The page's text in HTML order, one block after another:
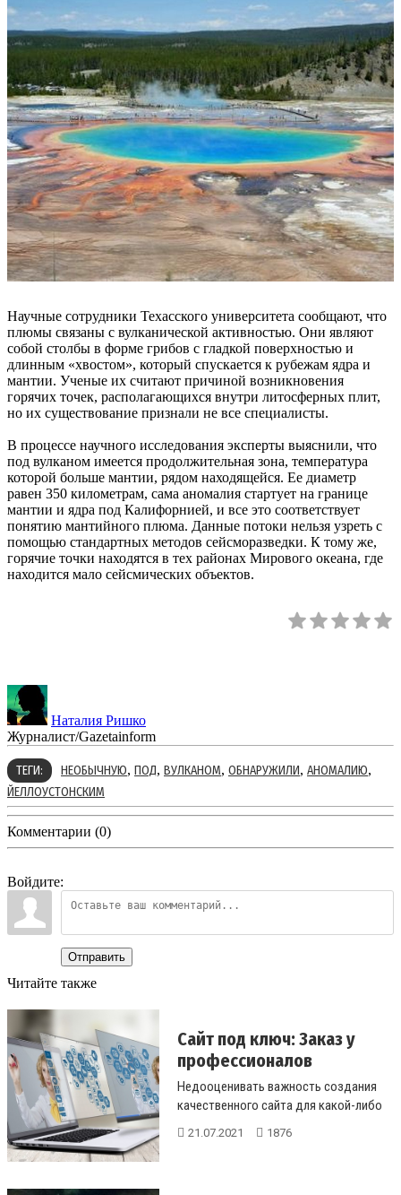
Научные сотрудники Техасского университета сообщают, что
плюмы связаны с вулканической активностью. Они являют
собой столбы в форме грибов с гладкой поверхностью и
длинным «хвостом», который спускается к рубежам ядра и
мантии. Ученые их считают причиной возникновения
горячих точек, располагающихся внутри литосферных плит,
но их существование признали не все специалисты.
В процессе научного исследования эксперты выяснили, что
под вулканом имеется продолжительная зона, температура
которой больше мантии, рядом находящейся. Ее диаметр
равен 350 километрам, сама аномалия стартует на границе
мантии и ядра под Калифорнией, и все это соответствует
понятию мантийного плюма. Данные потоки нельзя узреть с
помощью стандартных методов сейсморазведки. К тому же,
горячие точки находятся в тех районах Мирового океана, где
находится мало сейсмических объектов.
Наталия Ришко
Журналист/Gazetainform
ТЕГИ: НЕОБЫЧНУЮ, ПОД, ВУЛКАНОМ, ОБНАРУЖИЛИ, АНОМАЛИЮ,
ЙЕЛЛОУСТОНСКИМ
Комментарии (0)
Войдите:
Отправить
Читайте также
Сайт под ключ: Заказ у
профессионалов
Недооценивать важность создания
качественного сайта для какой-либо
компании или какого-либо проекта ...
21.07.2021 1876